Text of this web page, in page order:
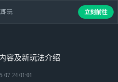
容及新玩法介绍
07-24 01:01
玩 立刻前往